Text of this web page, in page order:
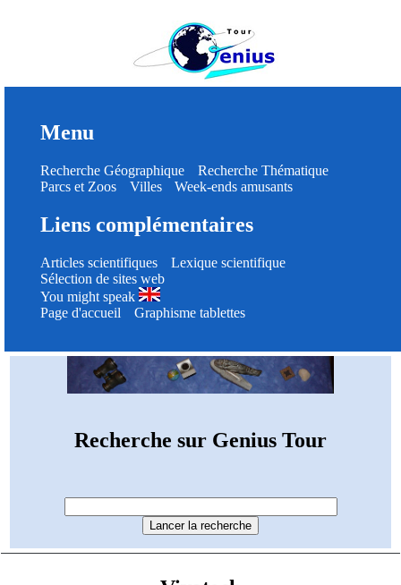
Menu
Recherche Géographique
Recherche Thématique
Parcs et Zoos
Villes Week-ends amusants
Liens complémentaires
Articles scientifiques
Lexique scientifique
Sélection de sites web
You might speak
Page d'accueil
Graphisme tablettes
Recherche sur Genius Tour